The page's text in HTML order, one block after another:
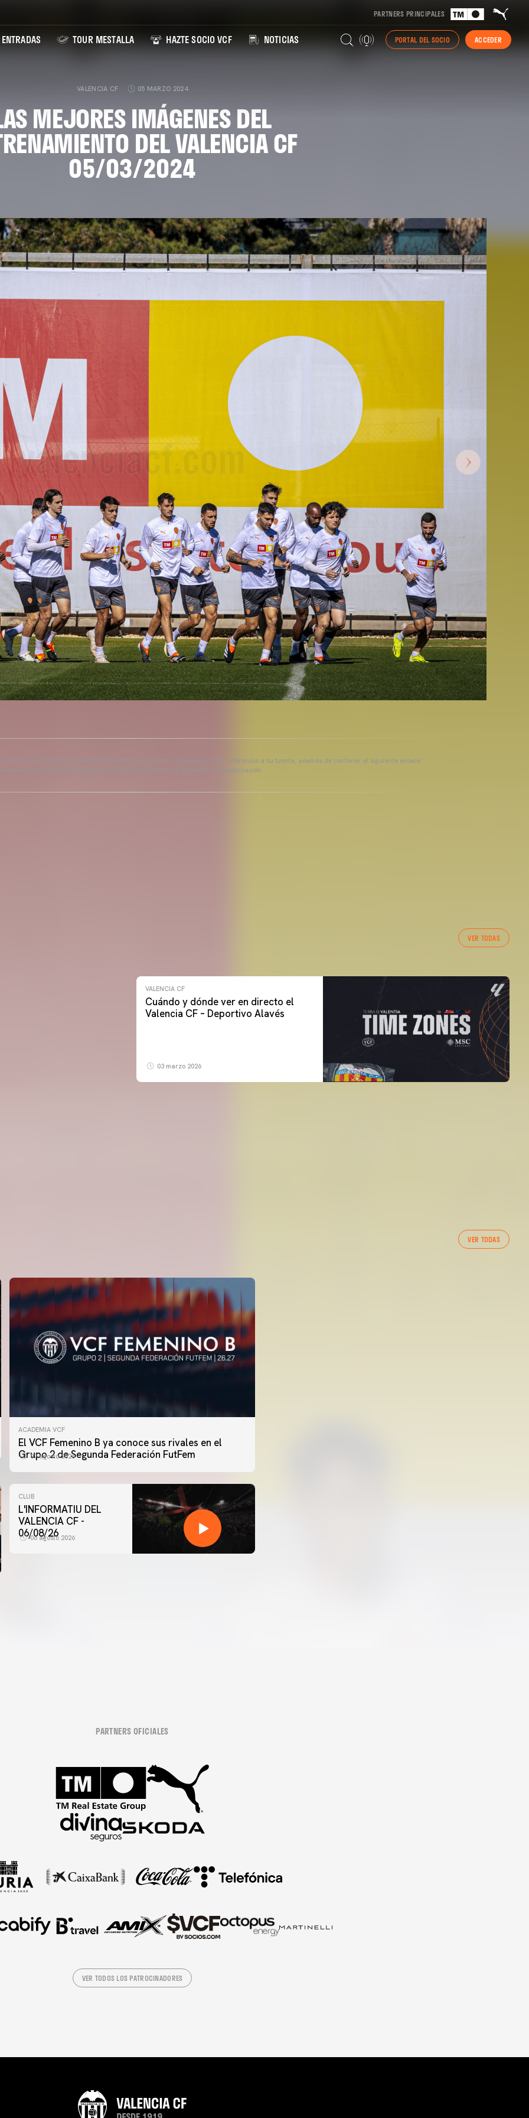
PARTNERS PRINCIPALES
TOUR MESTALLA HAZTE SOCIO VCF NOTICIAS PORTAL DEL SOCIO ACCEDER
VALENCIA CF 05 MARZO 2024
MEJORES IMÁGENES DEL
DEL VALENCIA CF
05/03/2024
el uso del contenido editorial del artículo siempre y cuando se haga referencia a su fuente, además de contener el siguiente enlace:
www.valenciacf.com. Fotografías de Lázaro de la Peña, no se permite su reutilización.
VER TODAS
VALENCIA CF
Cuándo y dónde ver en directo el
Valencia CF – Deportivo Alavés
03 marzo 2026
VER TODAS
ACADEMIA VCF
El VCF Femenino B ya conoce sus rivales en el
Grupo 2 de Segunda Federación FutFem
07 agosto 2026
ENTRENAMIENTO DEL VALENCIA CF 7/8/2026
CLUB
L'INFORMATIU DEL
VALENCIA CF -
06/08/26
06 agosto 2026
PARTNERS OFICIALES
VER TODOS LOS PATROCINADORES